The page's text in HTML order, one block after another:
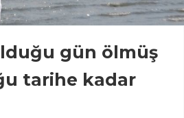
gün ölmüş
tarihe kadar